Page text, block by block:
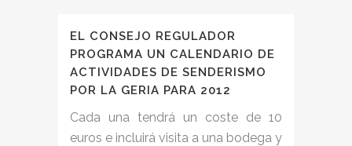
EL CONSEJO REGULADOR
PROGRAMA UN CALENDARIO DE
ACTIVIDADES DE SENDERISMO
POR LA GERIA PARA 2012
Cada una tendrá un coste de 10
euros e incluirá visita a una bodega y